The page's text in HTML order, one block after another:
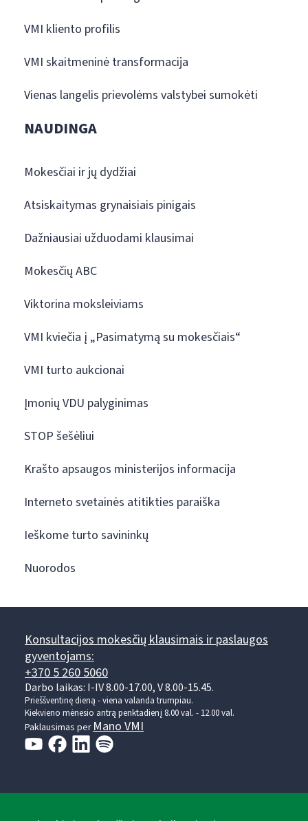
VMI kliento profilis
VMI skaitmeninė transformacija
Vienas langelis prievolėms valstybei sumokėti
NAUDINGA
Mokesčiai ir jų dydžiai
Atsiskaitymas grynaisiais pinigais
Dažniausiai užduodami klausimai
Mokesčių ABC
Viktorina moksleiviams
VMI kviečia į „Pasimatymą su mokesčiais“
VMI turto aukcionai
Įmonių VDU palyginimas
STOP šešėliui
Krašto apsaugos ministerijos informacija
Interneto svetainės atitikties paraiška
Ieškome turto savininkų
Nuorodos
Konsultacijos mokesčių klausimais ir paslaugos
gyventojams:
+370 5 260 5060
Darbo laikas: I-IV 8.00-17.00, V 8.00-15.45.
Prieššventinę dieną - viena valanda trumpiau.
Kiekvieno mėnesio antrą penktadienį 8.00 val. - 12.00 val.
Paklausimas perMano VMI